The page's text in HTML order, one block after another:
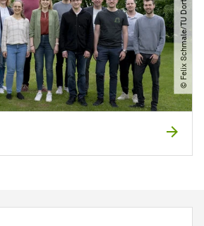
© Felix Schmale​/​TU Dortmund